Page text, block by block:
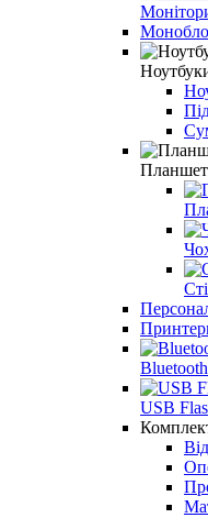
USB